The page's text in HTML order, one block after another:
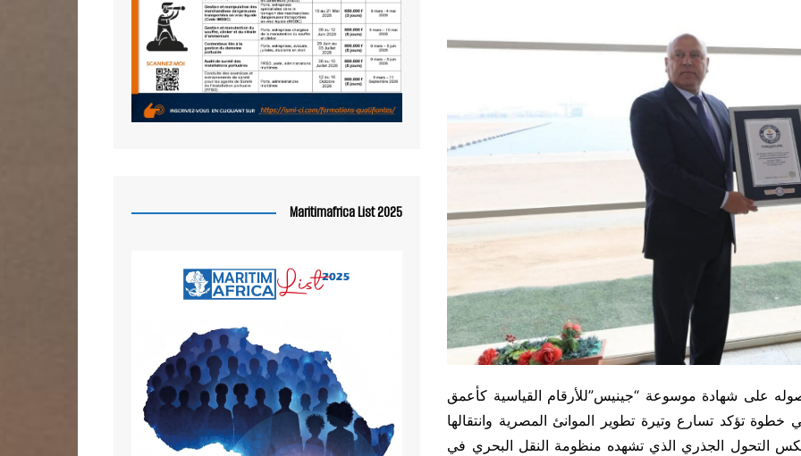
على شهادة موسوعة “جينيس”للأرقام القياسية كأعمق
على اليابسة بعمق 19 مترًا، في خطوة تؤكد تسارع وتيرة تطوير الموانئ المصرية وانتقالها
التحول الجذري الذي تشهده منظومة النقل البحري في
Maritimafrica List 2025